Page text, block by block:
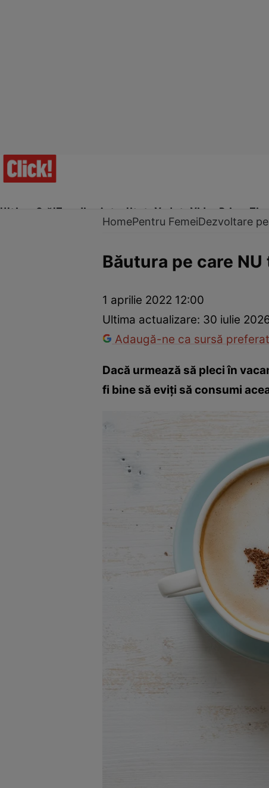
Ultima Oră!Trending Actualitate Vedete Video Prime Time
Dezvoltare personalăÎngrijire personalăCasă și grădină
HomePentru FemeiDezvoltare
Băutura pe care
1 aprilie 2022 12:00
Ultima actualizare: 30 iulie
Adaugă-ne ca sursă
Dacă urmează să pleci în
fi bine să eviți să consumi